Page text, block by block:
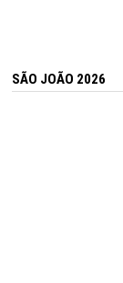
SÃO JOÃO 2026